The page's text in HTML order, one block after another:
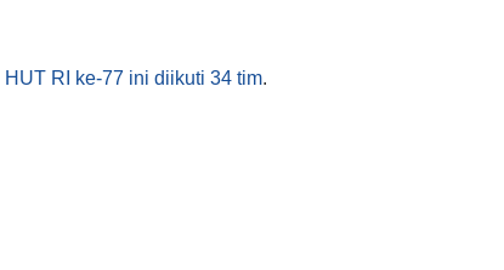
HUT RI ke-77 ini diikuti 34 tim.